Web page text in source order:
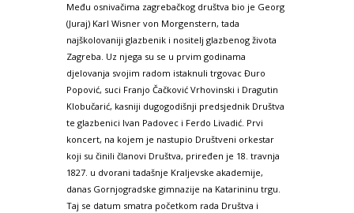
Među osnivačima zagrebačkog društva bio je Georg
(Juraj) Karl Wisner von Morgenstern, tada
najškolovaniji glazbenik i nositelj glazbenog života
Zagreba. Uz njega su se u prvim godinama
djelovanja svojim radom istaknuli trgovac Đuro
Popović, suci Franjo Čačković Vrhovinski i Dragutin
Klobučarić, kasniji dugogodišnji predsjednik Društva
te glazbenici Ivan Padovec i Ferdo Livadić. Prvi
koncert, na kojem je nastupio Društveni orkestar
koji su činili članovi Društva, priređen je 18. travnja
1827. u dvorani tadašnje Kraljevske akademije,
danas Gornjogradske gimnazije na Katarininu trgu.
Taj se datum smatra početkom rada Društva i